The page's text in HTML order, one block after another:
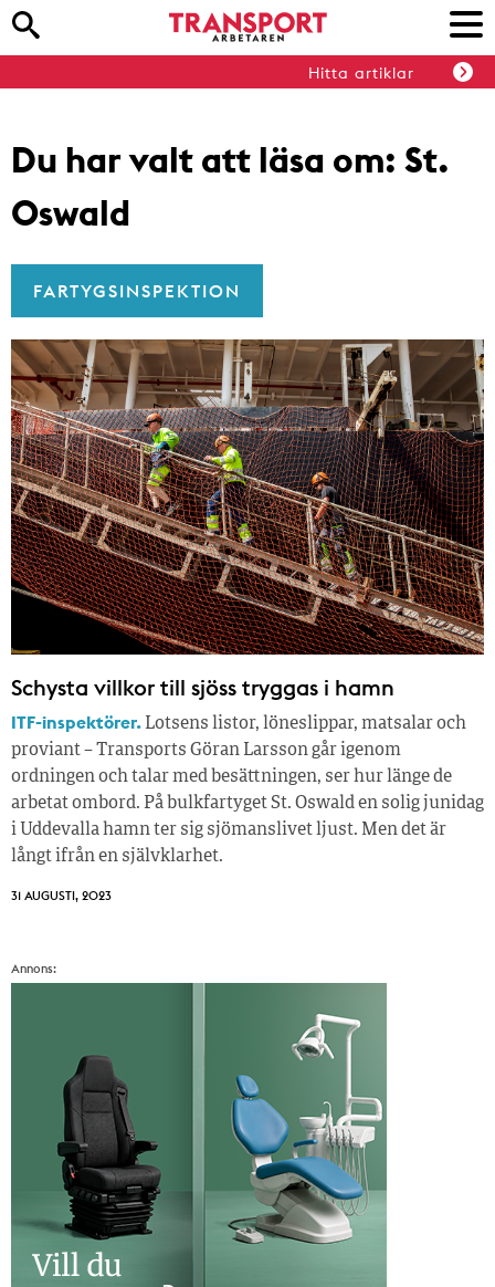
Hitta artiklar
Du har valt att läsa om: St.
Oswald
FARTYGSINSPEKTION
Schysta villkor till sjöss tryggas i hamn
ITF-inspektörer. Lotsens listor, löneslippar, matsalar och
proviant – Transports Göran Larsson går igenom
ordningen och talar med besättningen, ser hur länge de
arbetat ombord. På bulkfartyget St. Oswald en solig junidag
i Uddevalla hamn ter sig sjömanslivet ljust. Men det är
långt ifrån en självklarhet.
31 AUGUSTI, 2023
Annons: